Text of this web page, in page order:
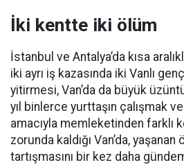
İki kentte iki ölüm
İstanbul ve Antalya’da kısa
iki ayrı iş kazasında iki Vanlı
yitirmesi, Van’da da büyük
yıl binlerce yurttaşın çalışmak
amacıyla memleketinden farklı
zorunda kaldığı Van’da,
tartışmasını bir kez daha